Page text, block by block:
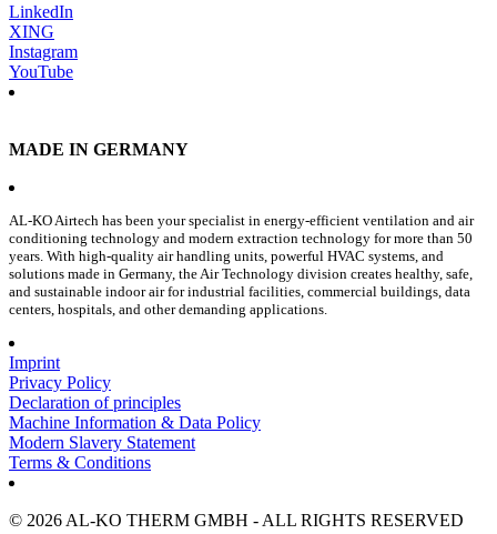
LinkedIn
XING
Instagram
YouTube
MADE IN GERMANY
AL-KO Airtech has been your specialist in energy-efficient ventilation and air
conditioning technology and modern extraction technology for more than 50
years. With high-quality air handling units, powerful HVAC systems, and
solutions made in Germany, the Air Technology division creates healthy, safe,
and sustainable indoor air for industrial facilities, commercial buildings, data
centers, hospitals, and other demanding applications.
Imprint
Privacy Policy
Declaration of principles
Machine Information & Data Policy
Modern Slavery Statement
Terms & Conditions
© 2026 AL-KO THERM GMBH - ALL RIGHTS RESERVED